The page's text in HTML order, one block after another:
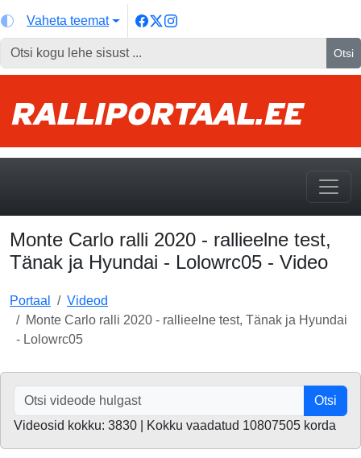
Vaheta teemat
Otsi
Monte Carlo ralli 2020 - rallieelne test,
Tänak ja Hyundai - Lolowrc05 - Video
Portaal
Videod
Monte Carlo ralli 2020 - rallieelne test, Tänak ja Hyundai
- Lolowrc05
Otsi
Videosid kokku: 3830 | Kokku vaadatud 10807505 korda